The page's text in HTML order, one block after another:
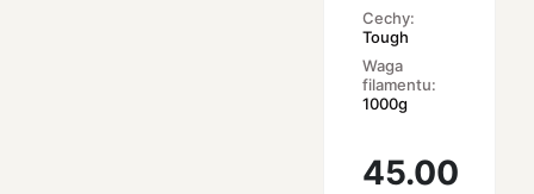
Cechy:
Tough
Waga
filamentu:
1000g
45.00